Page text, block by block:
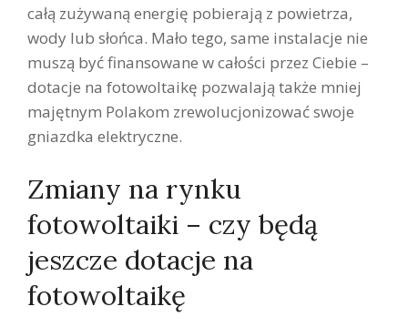
całą zużywaną energię pobierają z powietrza,
wody lub słońca. Mało tego, same instalacje nie
muszą być finansowane w całości przez Ciebie –
dotacje na fotowoltaikę pozwalają także mniej
majętnym Polakom zrewolucjonizować swoje
gniazdka elektryczne.
Zmiany na rynku
fotowoltaiki – czy będą
jeszcze dotacje na
fotowoltaikę